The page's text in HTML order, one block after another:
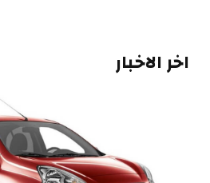
اخر الاخبار